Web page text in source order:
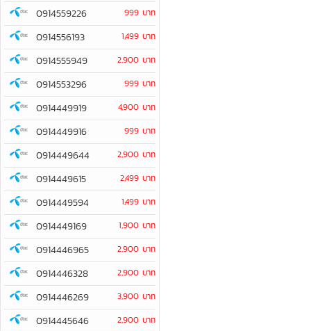
0914559226 999 บาท
0914556193 1,499 บาท
0914555949 2,900 บาท
0914553296 999 บาท
0914449919 4,900 บาท
0914449916 999 บาท
0914449644 2,900 บาท
0914449615 2,499 บาท
0914449594 1,499 บาท
0914449169 1,900 บาท
0914446965 2,900 บาท
0914446328 2,900 บาท
0914446269 3,900 บาท
0914445646 2,900 บาท